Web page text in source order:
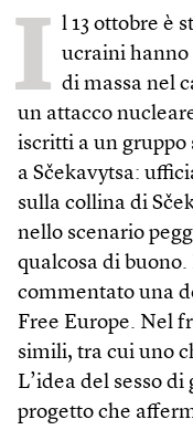
I l 13 ottobre è
ucraini hanno
di massa nel
un attacco
iscritti a un gruppo
a Sčekavytsa:
sulla collina di
nello scenario
qualcosa di
commentato una
Free Europe. Nel
simili, tra cui uno
L’idea del sesso
progetto che